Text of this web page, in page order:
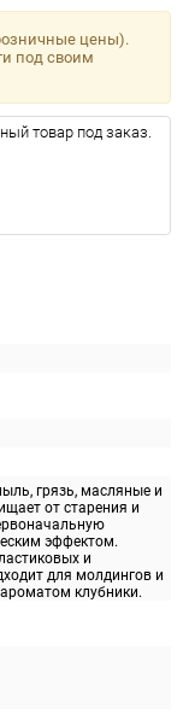
грязь, масляные и
от старения и
эффектом.
и
для молдингов и
клубники.
цены).
под своим
товар под заказ.